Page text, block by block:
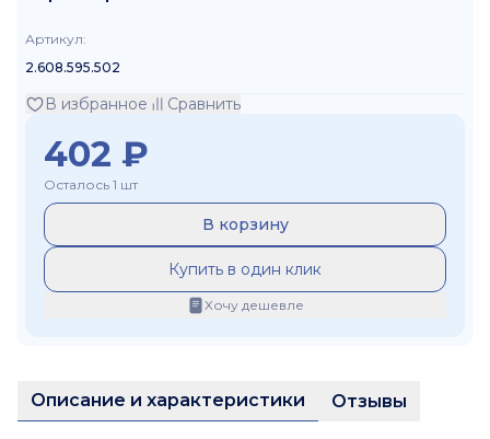
Артикул:
2.608.595.502
В избранное Сравнить
402 ₽
Осталось 1 шт
В корзину
Купить в один клик
Хочу дешевле
Описание и характеристики Отзывы